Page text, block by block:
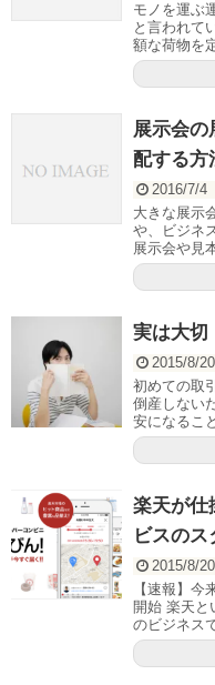
モノを運ぶ
と言われて
額な荷物を
展示会の
配する方
2016/7/4
大きな展示
や、ビジネ
展示会や見
実は大切
2015/8/20
初めての取
倒産しない
安になるこ
楽天が仕
ビスの
2015/8/20
【速報】今
開始 楽天と
のビジネス